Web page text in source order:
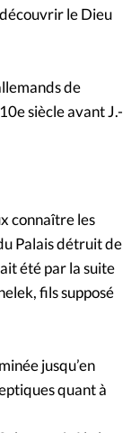
le Dieu
de
siècle avant J.-
connaître les
Palais détruit de
été par la suite
fils supposé
jusqu’en
quant à